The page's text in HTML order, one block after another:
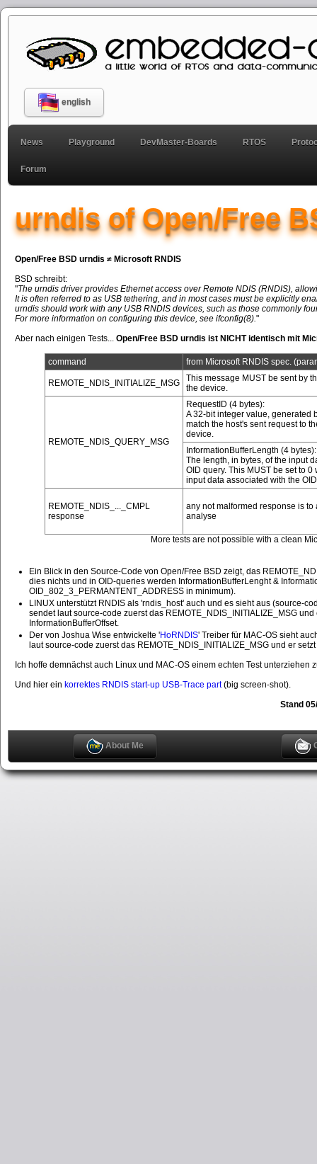
english
News Playground DevMaster-Boards RTOS
Forum
urndis of Open/Free
Open/Free BSD urndis ≠ Microsoft RNDIS
BSD schreibt:
The urndis driver provides Ethernet access over Remote NDIS (RNDIS),
It is often referred to as USB tethering, and in most cases must be explicitly
urndis should work with any USB RNDIS devices, such as those commonly
For more information on configuring this device, see ifconfig(8).
Aber nach einigen Tests... Open/Free BSD urndis ist NICHT identisch mit
command from Microsoft RNDIS spec.
REMOTE_NDIS_INITIALIZE_MSG
This message MUST be sent by
the device.
REMOTE_NDIS_QUERY_MSG
RequestID (4 bytes):
A 32-bit integer value, generated
match the host's sent request to
device.
InformationBufferLength (4 bytes):
The length, in bytes, of the input
OID query. This MUST be set to 0
input data associated with the
REMOTE_NDIS_..._CMPL
response
any not malformed response is to
analyse
More tests are not possible with a clean
Ein Blick in den Source-Code von Open/Free BSD zeigt, das
dies nichts und in OID-queries werden InformationBufferLenght &
OID_802_3_PERMANTENT_ADDRESS in minimum).
LINUX unterstützt RNDIS als 'rndis_host' auch und es sieht aus (source-
sendet laut source-code zuerst das REMOTE_NDIS_INITIALIZE_MSG
InformationBufferOffset.
Der von Joshua Wise entwickelte 'HoRNDIS' Treiber für MAC-OS sieht
laut source-code zuerst das REMOTE_NDIS_INITIALIZE_MSG und er
Ich hoffe demnächst auch Linux und MAC-OS einem echten Test unterziehen
Und hier ein korrektes RNDIS start-up USB-Trace part(big screen-shot).
Stand
About Me